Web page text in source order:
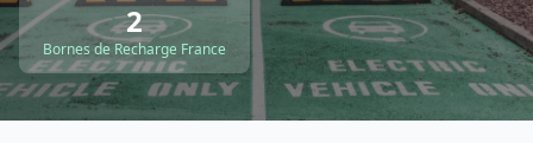
2
Bornes de Recharge France